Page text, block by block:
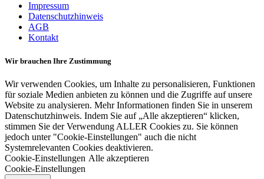
Impressum
Datenschutzhinweis
AGB
Kontakt
Wir brauchen Ihre Zustimmung
Wir verwenden Cookies, um Inhalte zu personalisieren, Funktionen
für soziale Medien anbieten zu können und die Zugriffe auf unsere
Website zu analysieren. Mehr Informationen finden Sie in unserem
Datenschutzhinweis. Indem Sie auf „Alle akzeptieren“ klicken,
stimmen Sie der Verwendung ALLER Cookies zu. Sie können
jedoch unter "Cookie-Einstellungen" auch die nicht
Systemrelevanten Cookies deaktivieren.
Cookie-Einstellungen Alle akzeptieren
Cookie-Einstellungen